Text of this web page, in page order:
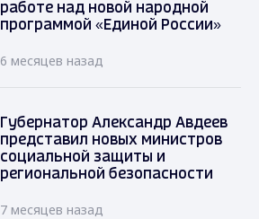
работе над новой народной
программой «Единой России»
6 месяцев назад
Губернатор Александр Авдеев
представил новых министров
социальной защиты и
региональной безопасности
7 месяцев назад